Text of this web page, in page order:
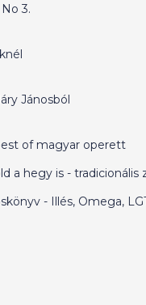
3.
Jánosból
of magyar operett
a hegy is - tradicionális
- Illés, Omega,